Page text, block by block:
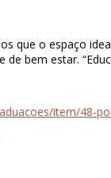
que o espaço
de bem estar.
item/48-